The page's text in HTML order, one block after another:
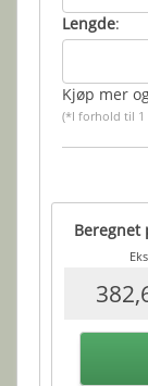
Lengde:
Kjøp mer
(*I forhold til 1
Beregnet